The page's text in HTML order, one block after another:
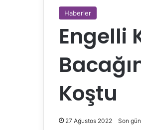
Haberler
Engelli
Koştu
27 Ağustos 2022 Son